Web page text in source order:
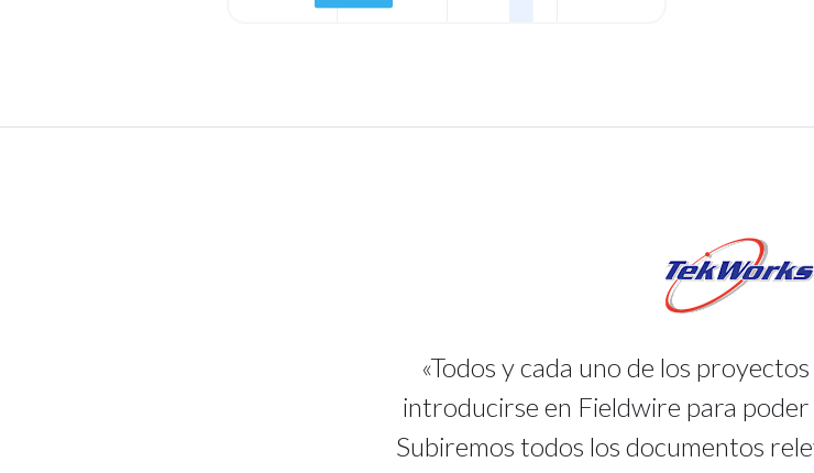
«Todos y cada uno de los
introducirse en Fieldwire para poder
Subiremos todos los documentos